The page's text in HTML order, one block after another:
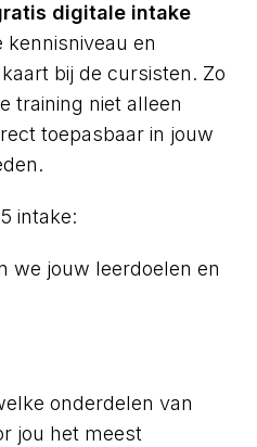
digitale intake
en
bij de cursisten. Zo
training niet alleen
toepasbaar in jouw
intake:
we jouw leerdoelen en
onderdelen van
jou het meest